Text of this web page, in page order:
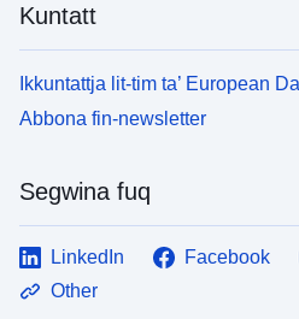
Kuntatt
Ikkuntattja lit-tim ta’ European
Abbona fin-newsletter
Segwina fuq
LinkedIn Facebook
Other